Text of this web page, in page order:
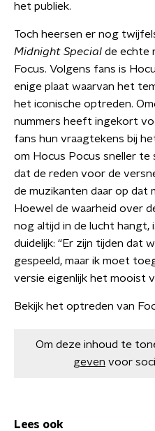
het publiek.
Toch heersen er nog
Midnight Special de echte
Focus. Volgens fans is
enige plaat waarvan het
het iconische optreden.
nummers heeft ingekort
fans hun vraagtekens bij
om Hocus Pocus sneller te
dat de reden voor de
de muzikanten daar op dat
Hoewel de waarheid over
nog altijd in de lucht hangt,
duidelijk: “Er zijn tijden dat
gespeeld, maar ik moet
versie eigenlijk het mooist
Bekijk het optreden van
Om deze inhoud te
geven voor
Lees ook